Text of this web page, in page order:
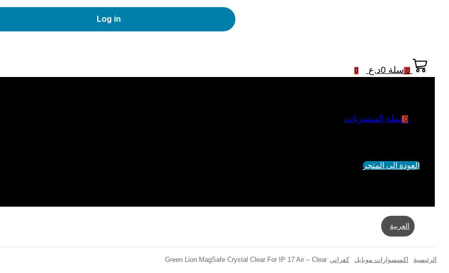
Log in
0 سلة 0د.ع 0
0 سلة المشتريات
العودة الى المتجر
العربية
الرئيسية اكسسوارات موبايل كفراتي Green Lion MagSafe Crystal Clear For IP 17 Air – Clear